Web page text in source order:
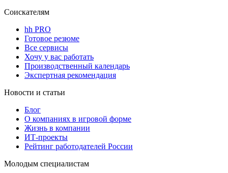
Соискателям
hh PRO
Готовое резюме
Все сервисы
Хочу у вас работать
Производственный календарь
Экспертная рекомендация
Новости и статьи
Блог
О компаниях в игровой форме
Жизнь в компании
ИТ-проекты
Рейтинг работодателей России
Молодым специалистам